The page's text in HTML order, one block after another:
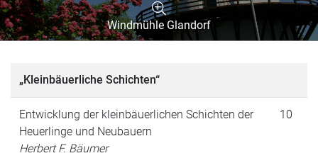
Windmühle Glandorf
„Kleinbäuerliche Schichten“
Entwicklung der kleinbäuerlichen Schichten der
Heuerlinge und Neubauern
Herbert F. Bäumer
10